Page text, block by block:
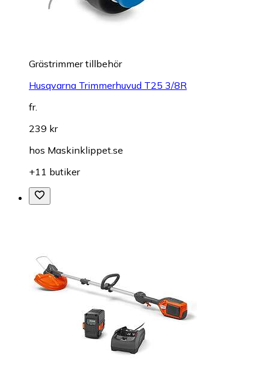
Grästrimmer tillbehör
Husqvarna Trimmerhuvud T25 3/8R
fr.
239 kr
hos Maskinklippet.se
+11 butiker